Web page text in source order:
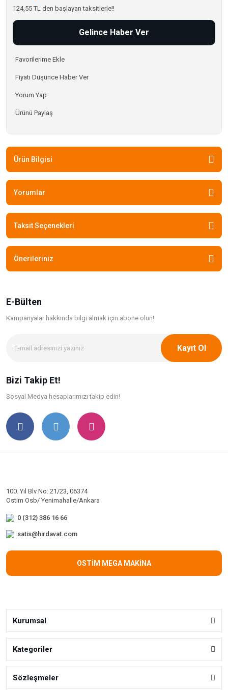
124,55 TL den başlayan taksitlerle!!
Gelince Haber Ver
Fiyatı Düşünce Haber Ver
Yorum Yap
Ürünü Paylaş
Ürün Bilgisi
Yorumlar
Taksit Seçenekleri
Önerileriniz
E-Bülten
Kampanyalar hakkında bilgi almak için abone olun!
Kayıt Ol
Bizi Takip Et!
Sosyal Medya hesaplarımızı takip edin!
100. Yıl Blv No: 21/23, 06374
Ostim Osb/ Yenimahalle/Ankara
0 (312) 386 16 66
satis@hirdavat.com
OSTİM MEGA MAKİNA
Kurumsal
Kategoriler
Sözleşmeler